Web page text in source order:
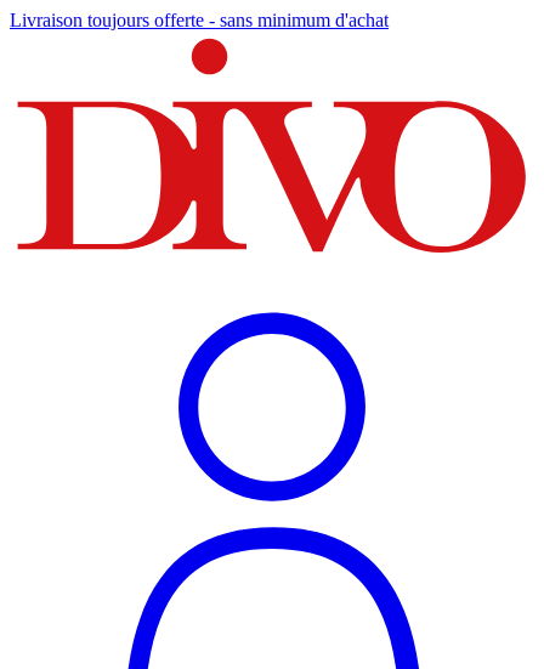
Livraison toujours offerte - sans minimum d'achat